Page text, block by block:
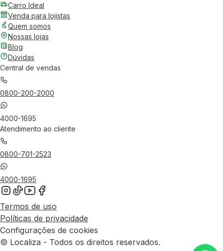
Carro Ideal
Venda para lojistas
Quem somos
Nossas lojas
Blog
Dúvidas
Central de vendas
0800-200-2000
4000-1695
Atendimento ao cliente
0800-701-2523
4000-1695
Termos de uso
Políticas de privacidade
Configurações de cookies
© Localiza - Todos os direitos reservados.